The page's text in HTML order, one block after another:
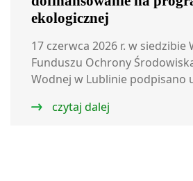
ekologicznej
17 czerwca 2026 r. w siedzibie
Funduszu Ochrony
Wodnej w Lublinie podpisano
czytaj dalej